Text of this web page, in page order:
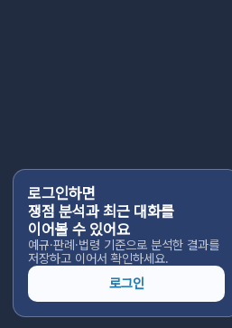
로그인하면
쟁점 분석과 최근 대화를
이어볼 수 있어요
예규·판례·법령 기준으로 분석한 결과를
저장하고 이어서 확인하세요.
로그인